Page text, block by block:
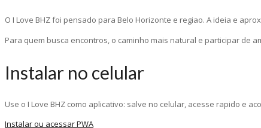
O I Love BHZ foi pensado para Belo Horizonte e regiao. A ideia e
Para quem busca encontros, o caminho mais natural e participar de
Instalar no celular
Use o I Love BHZ como aplicativo: salve no celular, acesse rapido e
Instalar ou acessar PWA